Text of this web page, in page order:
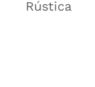
Rústica